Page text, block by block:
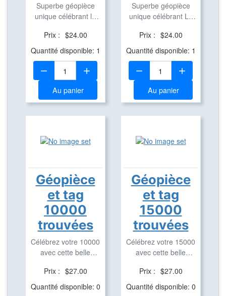
Superbe géopièce
unique célébrant le
Prix : $24.00
Quantité disponible: 1
Quantité:
Au panier
Superbe géopièce
unique célébrant Le
Prix : $24.00
Quantité disponible: 1
Quantité:
Au panier
Géopièce
et tag
10000
trouvées
Célébrez votre 10000
avec cette belle
Prix : $27.00
Quantité disponible: 0
Géopièce
et tag
15000
trouvées
Célébrez votre 15000
avec cette belle
Prix : $27.00
Quantité disponible: 0